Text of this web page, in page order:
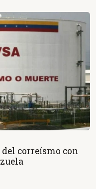
correísmo con